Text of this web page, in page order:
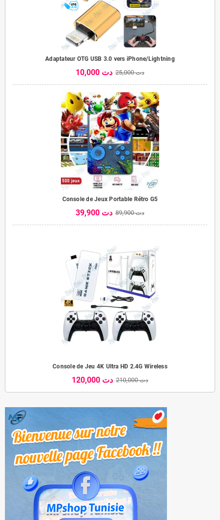
Adaptateur OTG USB 3.0 vers iPhone/Lightning
10,000 دت 25,000 دت
Console de Jeux Portable Rétro G5
39,900 دت 89,900 دت
Console de Jeu 4K Ultra HD 2.4G Wireless
120,000 دت 210,000 دت